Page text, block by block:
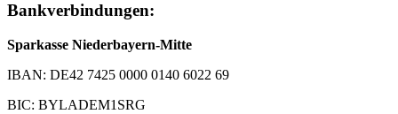
Bankverbindungen:
Sparkasse Niederbayern-Mitte
IBAN: DE42 7425 0000 0140 6022 69
BIC: BYLADEM1SRG